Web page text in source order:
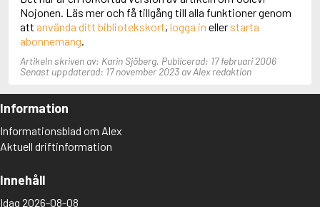
Nojonen. Läs mer och få tillgång till alla funktioner genom
att använda ditt bibliotekskort, logga in eller starta
abonnemang
Artikeln skriven av: Karin Sjöberg. Publicerad: 17 februari 2006
Senast uppdaterad: 17 november 2023 av Alex redaktion
Information
Informationsblad om Alex
Aktuell driftinformation
Innehåll
Idag 2026-08-08